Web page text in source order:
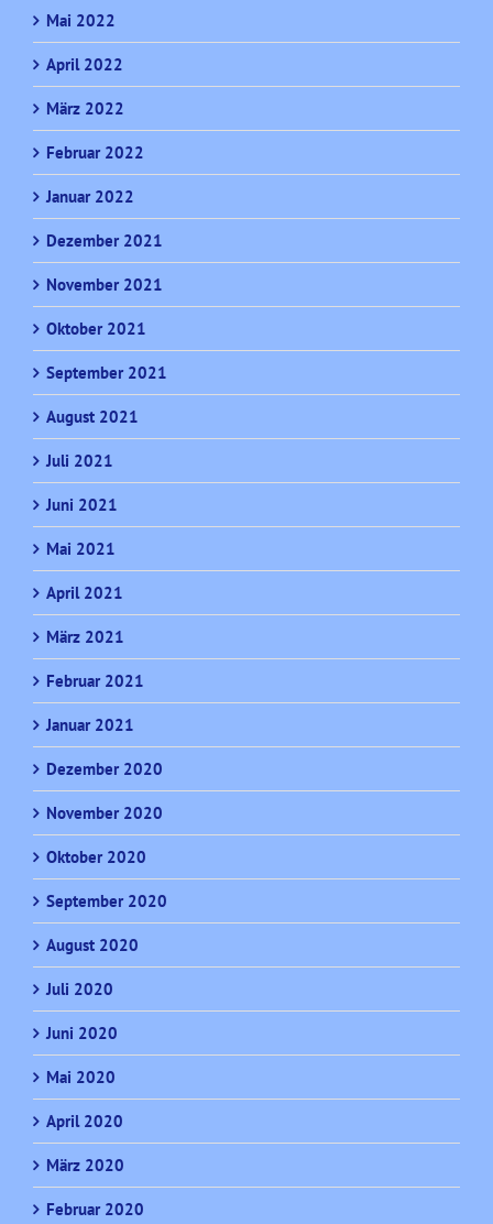
Mai 2022
April 2022
März 2022
Februar 2022
Januar 2022
Dezember 2021
November 2021
Oktober 2021
September 2021
August 2021
Juli 2021
Juni 2021
Mai 2021
April 2021
März 2021
Februar 2021
Januar 2021
Dezember 2020
November 2020
Oktober 2020
September 2020
August 2020
Juli 2020
Juni 2020
Mai 2020
April 2020
März 2020
Februar 2020